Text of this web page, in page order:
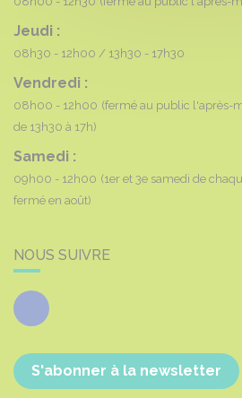
Jeudi :
08h30 - 12h00 13h30 - 17h30
Vendredi :
08h00 - 12h00 (fermé au public l'après-
de 13h30 à 17h)
Samedi :
09h00 - 12h00 (1er et 3e samedi de
fermé en août)
NOUS SUIVRE
Facebook
S'abonner à la newsletter